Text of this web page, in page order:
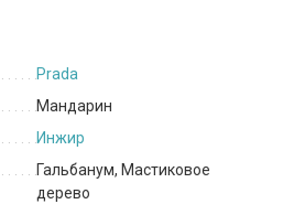
Prada
Мандарин
Инжир
Гальбанум, Мастиковое
дерево